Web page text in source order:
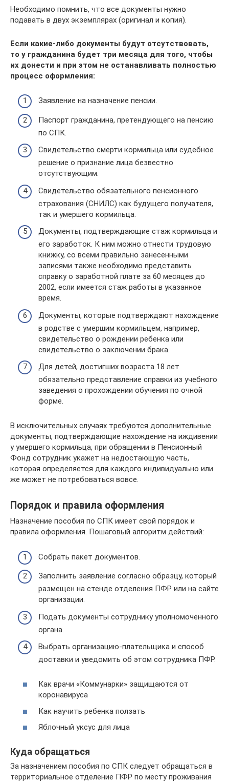
Необходимо помнить, что все документы нужно
подавать в двух экземплярах (оригинал и копия).
Если какие-либо документы будут отсутствовать,
то у гражданина будет три месяца для того, чтобы
их донести и при этом не останавливать полностью
процесс оформления:
Заявление на назначение пенсии.
Паспорт гражданина, претендующего на пенсию
по СПК.
Свидетельство смерти кормильца или судебное
решение о признание лица безвестно
отсутствующим.
Свидетельство обязательного пенсионного
страхования (СНИЛС) как будущего получателя,
так и умершего кормильца.
Документы, подтверждающие стаж кормильца и
его заработок. К ним можно отнести трудовую
книжку, со всеми правильно занесенными
записями также необходимо представить
справку о заработной плате за 60 месяцев до
2002, если имеется стаж работы в указанное
время.
Документы, которые подтверждают нахождение
в родстве с умершим кормильцем, например,
свидетельство о рождении ребенка или
свидетельство о заключении брака.
Для детей, достигших возраста 18 лет
обязательно представление справки из учебного
заведения о прохождении обучения по очной
форме.
В исключительных случаях требуются дополнительные
документы, подтверждающие нахождение на иждивении
у умершего кормильца, при обращении в Пенсионный
Фонд сотрудник укажет на недостающую часть,
которая определяется для каждого индивидуально или
же может не потребоваться вовсе.
Порядок и правила оформления
Назначение пособия по СПК имеет свой порядок и
правила оформления. Пошаговый алгоритм действий:
Собрать пакет документов.
Заполнить заявление согласно образцу, который
размещен на стенде отделения ПФР или на сайте
организации.
Подать документы сотруднику уполномоченного
органа.
Выбрать организацию-плательщика и способ
доставки и уведомить об этом сотрудника ПФР.
Как врачи «Коммунарки» защищаются от
коронавируса
Как научить ребенка ползать
Яблочный уксус для лица
Куда обращаться
За назначением пособия по СПК следует обращаться в
территориальное отделение ПФР по месту проживания